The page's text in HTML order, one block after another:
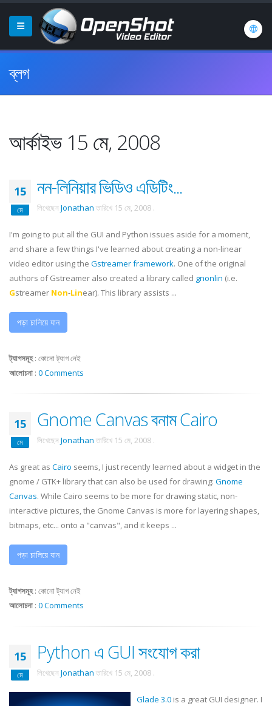
ব্লগ
আর্কাইভ 15 মে, 2008
15
মে
নন-লিনিয়ার ভিডিও এডিটিং...
লিখেছেন Jonathan তারিখে 15 মে, 2008 .
I'm going to put all the GUI and Python issues aside for a moment,
and share a few things I've learned about creating a non-linear
video editor using the Gstreamerframework. One of the original
authors ofGstreamer also created a library called gnonlin (i.e.
Gstreamer Non-Linear). This library assists ...
পড়া চালিয়ে যান
ট্যাগসমূহ: কোনো ট্যাগ নেই
আলোচনা : 0 Comments
15
মে
Gnome Canvas বনাম Cairo
লিখেছেন Jonathan তারিখে 15 মে, 2008 .
As great as Cairo seems, I just recently learned about a widget in the
gnome / GTK+ library that can also be used for drawing: Gnome
Canvas. While Cairo seems to be more for drawing static, non-
interactive pictures, the Gnome Canvas is more for layering shapes,
bitmaps, etc... onto a "canvas", and it keeps ...
পড়া চালিয়ে যান
ট্যাগসমূহ: কোনো ট্যাগ নেই
আলোচনা : 0 Comments
15
মে
Python এ GUI সংযোগ করা
লিখেছেন Jonathan তারিখে 15 মে, 2008 .
Glade 3.0 is a great GUI designer. I